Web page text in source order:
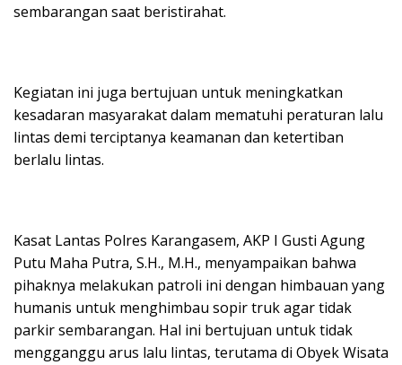
sembarangan saat beristirahat.
Kegiatan ini juga bertujuan untuk meningkatkan
kesadaran masyarakat dalam mematuhi peraturan lalu
lintas demi terciptanya keamanan dan ketertiban
berlalu lintas.
Kasat Lantas Polres Karangasem, AKP I Gusti Agung
Putu Maha Putra, S.H., M.H., menyampaikan bahwa
pihaknya melakukan patroli ini dengan himbauan yang
humanis untuk menghimbau sopir truk agar tidak
parkir sembarangan. Hal ini bertujuan untuk tidak
mengganggu arus lalu lintas, terutama di Obyek Wisata